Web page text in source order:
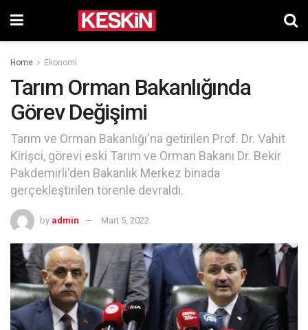
Home Ekonomi
Tarım Orman Bakanlığında
Görev Değişimi
Tarım ve Orman Bakanlığı'na getirilen Prof. Dr. Vahit
Kirişci, görevi eski Tarım ve Orman Bakanı Dr. Bekir
Pakdemirli'den Bakanlık Merkez binada
gerçekleştirilen törenle devraldı.
by admin Mart 5, 2022